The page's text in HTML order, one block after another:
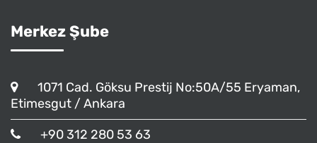
Merkez Şube
1071 Cad. Göksu Prestij No:50A/55 Eryaman,
Etimesgut / Ankara
+90 312 280 53 63